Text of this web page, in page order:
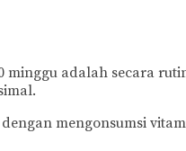
adalah secara
mengonsumsi